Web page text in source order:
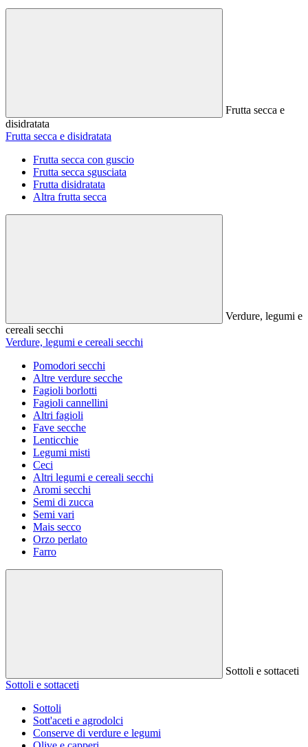
Frutta secca e
disidratata
Frutta secca e disidratata
Frutta secca con guscio
Frutta secca sgusciata
Frutta disidratata
Altra frutta secca
Verdure, legumi e
cereali secchi
Verdure, legumi e cereali secchi
Pomodori secchi
Altre verdure secche
Fagioli borlotti
Fagioli cannellini
Altri fagioli
Fave secche
Lenticchie
Legumi misti
Ceci
Altri legumi e cereali secchi
Aromi secchi
Semi di zucca
Semi vari
Mais secco
Orzo perlato
Farro
Sottoli e sottaceti
Sottoli e sottaceti
Sottoli
Sott'aceti e agrodolci
Conserve di verdure e legumi